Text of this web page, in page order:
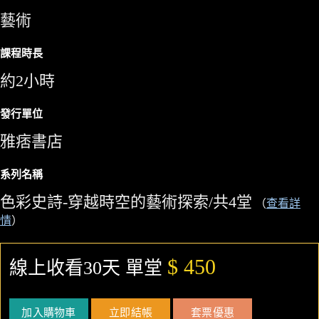
藝術
課程時長
約2小時
發行單位
雅痞書店
系列名稱
色彩史詩-穿越時空的藝術探索/共4堂 （查看詳
情）
線上收看30天 單堂 $ 450
加入購物車 立即結帳 套票優惠